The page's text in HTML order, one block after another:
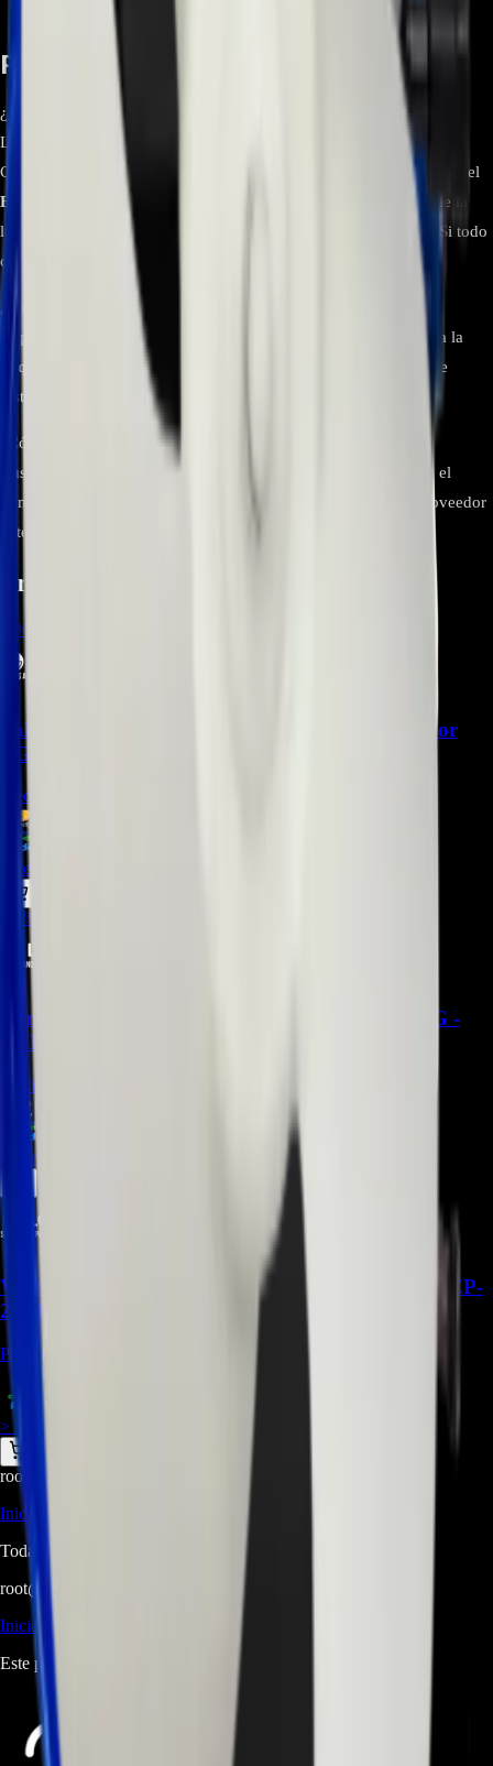
Preguntas frecuentes
¿Cómo confirmo que 6871EN1009Z es compatible con mi lavadora
LG?
Compara el
sticker
de tu placa dañada con “6871EN1009Z”, anota el
EAX/EBR
impreso en la PCB y verifica que el modelo exacto
de la
lavadora coincide en catálogos o vistas explotadas por modelo. Si todo
coincide, es la pieza correcta.
¿Sirve para lavadoras de 110 V y 220 V?
Depende del modelo de lavadora y la versión de la PCB. Verifica la
etiqueta del equipo
(voltaje/región) y el código de placa antes de
instalar.
¿Cómo identificarla visualmente?
Busca la serigrafía del PCB y el
con “6871EN1009Z” y el
número
. Fotografía ambos para contrastar con el proveedor
antes de comprar.
Productos relacionados
%
Valvula De Agua AJU34125564 para Refrigerador
LG - REP-1035
Precio Regular:
> ver_
%
Compresor TCA38091801 Para Refrigerador LG -
REP-1066
Precio Regular:
> ver_
Ventilador de Refrigerador LG ADP73273402 - REP-
2069
Precio Regular:
> ver_
root@ops:~#
Iniciá sesión
Todavía no hay preguntas respondidas. Hacé la primera.
root@ops:~#
Iniciá sesión
Este producto aún no tiene reseñas. Sé el primero en opinar.